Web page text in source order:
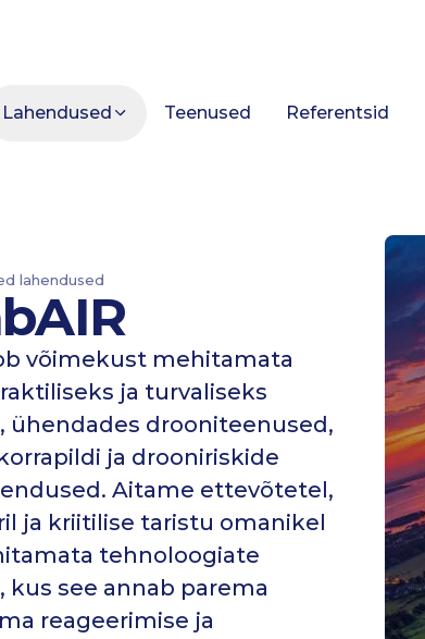
Lahendused Teenused Referentsid
lahendused
võimekust mehitamata
ja turvaliseks
ühendades drooniteenused,
ja drooniriskide
Aitame ettevõtetel,
ja kriitilise taristu omanikel
tehnoloogiate
kus see annab parema
reageerimise ja